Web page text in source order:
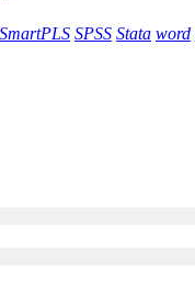
SmartPLS SPSS Stata word